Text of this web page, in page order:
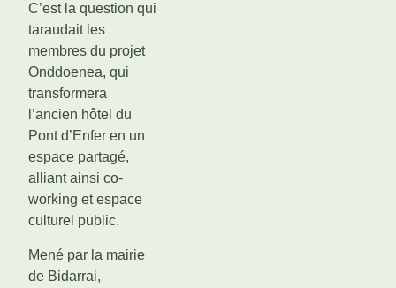
C’est la question qui
taraudait les
membres du projet
Onddoenea, qui
transformera
l’ancien hôtel du
Pont d’Enfer en un
espace partagé,
alliant ainsi co-
working et espace
culturel public.
Mené par la mairie
de Bidarrai,